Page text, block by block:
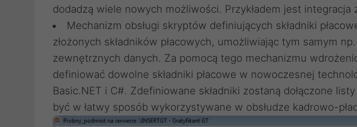
dodadzą wiele nowych możliwości. Przykładem jest integracja
Mechanizm obsługi skryptów definiujących składniki
złożonych składników płacowych, umożliwiając tym samym
zewnętrznych danych. Za pomocą tego mechanizmu
definiować dowolne składniki płacowe w nowoczesnej
Basic.NET i C#. Zdefiniowane składniki zostaną dołączone
być w łatwy sposób wykorzystywane w obsłudze kadrowo-